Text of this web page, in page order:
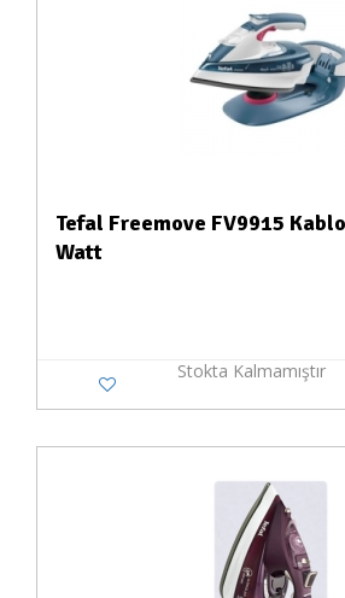
Tefal Freemove FV9915
Watt
Stokta Kalmamıştır